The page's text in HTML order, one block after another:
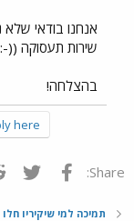
אנחנו בודאי שלא
שירות תעסוקה ((-:
בהצלחה!
here.
Share: פייסבוק
תמיכה למי שיקיריו